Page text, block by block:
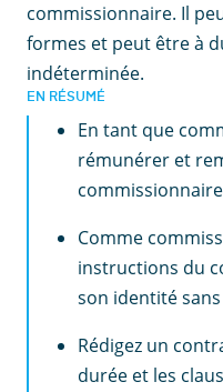
commissionnaire. Il
formes et peut être à
indéterminée.
EN RÉSUMÉ
En tant que
rémunérer et
Comme
instructions du
son identité
Rédigez un
durée et les